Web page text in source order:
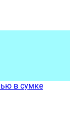
в сумке